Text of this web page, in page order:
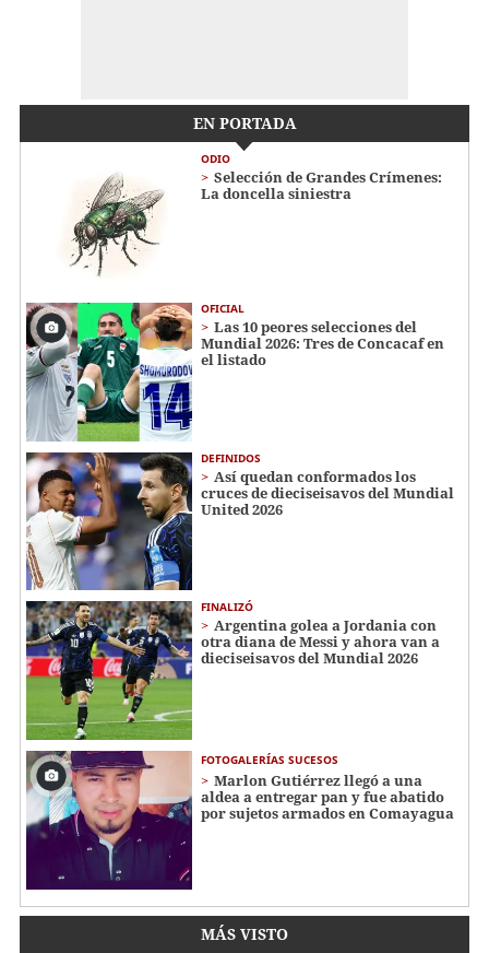
EN PORTADA
ODIO
Selección de Grandes Crímenes:
La doncella siniestra
OFICIAL
Las 10 peores selecciones del
Mundial 2026: Tres de Concacaf en
el listado
DEFINIDOS
Así quedan conformados los
cruces de dieciseisavos del Mundial
United 2026
FINALIZÓ
Argentina golea a Jordania con
otra diana de Messi y ahora van a
dieciseisavos del Mundial 2026
FOTOGALERÍAS SUCESOS
Marlon Gutiérrez llegó a una
aldea a entregar pan y fue abatido
por sujetos armados en Comayagua
MÁS VISTO